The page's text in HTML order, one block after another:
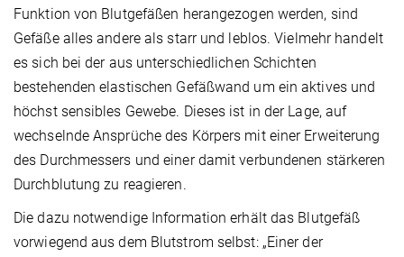
Funktion von Blutgefäßen herangezogen werden, sind
Gefäße alles andere als starr und leblos. Vielmehr handelt
es sich bei der aus unterschiedlichen Schichten
bestehenden elastischen Gefäßwand um ein aktives und
höchst sensibles Gewebe. Dieses ist in der Lage, auf
wechselnde Ansprüche des Körpers mit einer Erweiterung
des Durchmessers und einer damit verbundenen stärkeren
Durchblutung zu reagieren.
Die dazu notwendige Information erhält das Blutgefäß
vorwiegend aus dem Blutstrom selbst: „Einer der